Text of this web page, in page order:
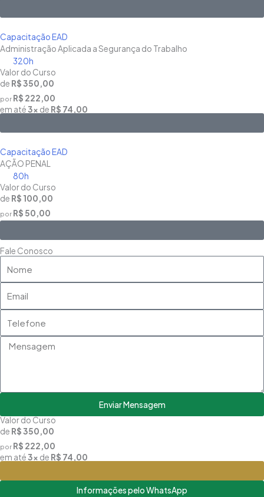
Capacitação EAD
Administração Aplicada a Segurança do Trabalho
320h
Valor do Curso
de R$ 350,00
por R$ 222,00
em até3x de R$ 74,00
Capacitação EAD
AÇÃO PENAL
80h
Valor do Curso
de R$ 100,00
por R$ 50,00
Fale Conosco
Mensagem
Enviar Mensagem
Valor do Curso
de R$ 350,00
por R$ 222,00
em até3x de R$ 74,00
Informações pelo WhatsApp